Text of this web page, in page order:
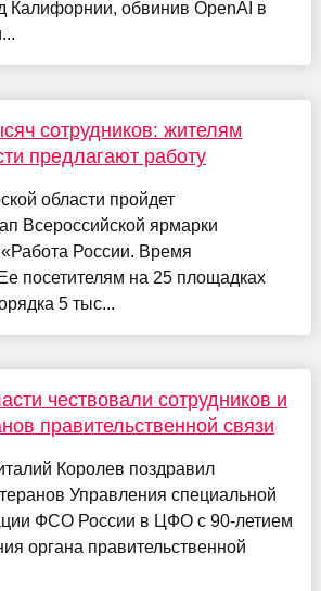
Калифорнии, обвинив OpenAI в
сотрудников: жителям
предлагают работу
области пройдет
Всероссийской ярмарки
«Работа России. Время
посетителям на 25 площадках
5 тыс...
чествовали сотрудников и
правительственной связи
Королев поздравил
Управления специальной
ФСО России в ЦФО с 90-летием
органа правительственной